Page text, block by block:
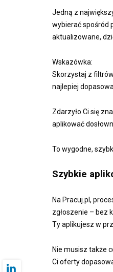
Jedną z
wybierać spośród
aktualizowane,
Wskazówka:
Skorzystaj z
najlepiej
Zdarzyło Ci się
aplikować
To wygodne,
Szybkie
Na Pracuj.pl,
zgłoszenie – bez
Ty aplikujesz w
Nie musisz także
Ci oferty